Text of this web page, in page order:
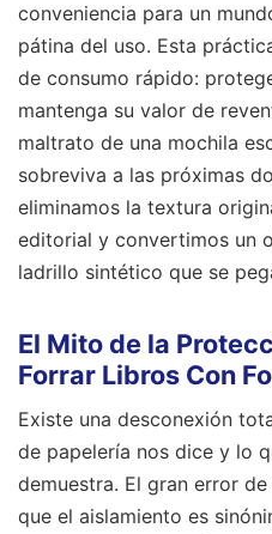
conveniencia para un
pátina del uso. Esta
de consumo rápido:
mantenga su valor de
maltrato de una mochila
sobreviva a las próximas
eliminamos la textura
editorial y convertimos un
ladrillo sintético que se
El Mito de la
Forrar Libros Con
Existe una desconexión
de papelería nos dice y lo
demuestra. El gran error
que el aislamiento es